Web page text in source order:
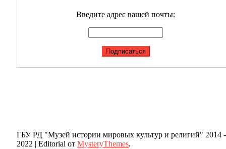
Введите адрес вашей почты:
ГБУ РД "Музей истории мировых культур и религий" 2014 -
2022 | Editorial от MysteryThemes.